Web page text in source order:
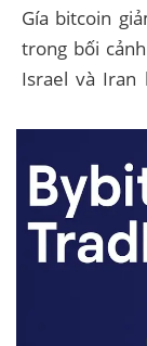
Gía bitcoin
trong bối
Israel và Iran